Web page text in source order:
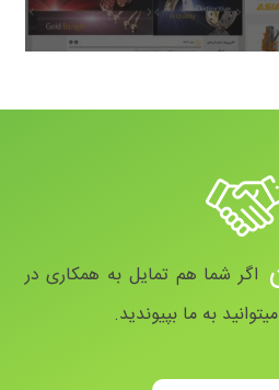
اگر شما هم تمایل به همکاری در
به ما بپیوندید.